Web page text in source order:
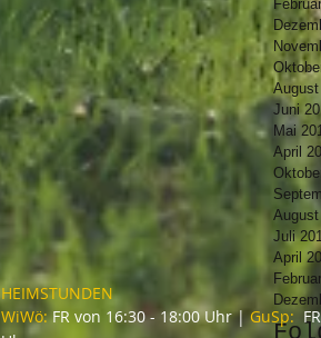
Juni
Mai
April
Juli
April
HEIMSTUNDEN
WiWö:FR von 16:30 - 18:00 Uhr |GuSp: